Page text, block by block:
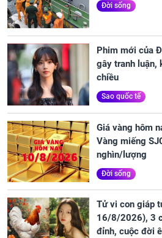
Đời sống
Phim mới của
gây tranh luận,
chiều
Sao quốc tế
Giá vàng hôm
Vàng miếng
nghìn/lượng
Đời sống
Tử vi con giáp
16/8/2026), 3
đỉnh, cuộc đời